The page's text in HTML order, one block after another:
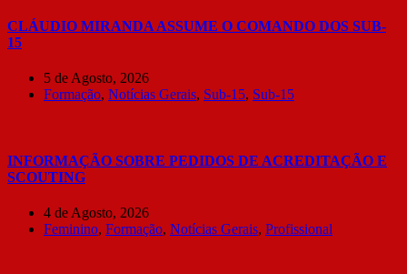
CLÁUDIO MIRANDA ASSUME O COMANDO DOS SUB-
15
5 de Agosto, 2026
Formação, Notícias Gerais, Sub-15, Sub-15
INFORMAÇÃO SOBRE PEDIDOS DE ACREDITAÇÃO E
SCOUTING
4 de Agosto, 2026
Feminino, Formação, Notícias Gerais, Profissional